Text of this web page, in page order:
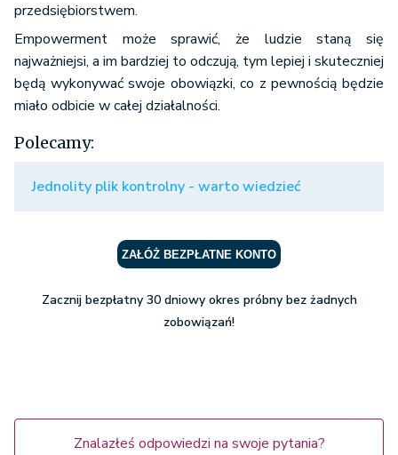
przedsiębiorstwem.
Empowerment może sprawić, że ludzie staną się
najważniejsi, a im bardziej to odczują, tym lepiej i skuteczniej
będą wykonywać swoje obowiązki, co z pewnością będzie
miało odbicie w całej działalności.
Polecamy:
Jednolity plik kontrolny - warto wiedzieć
ZAŁÓŻ BEZPŁATNE KONTO
Zacznij bezpłatny 30 dniowy okres próbny bez żadnych
zobowiązań!
Znalazłeś odpowiedzi na swoje pytania?